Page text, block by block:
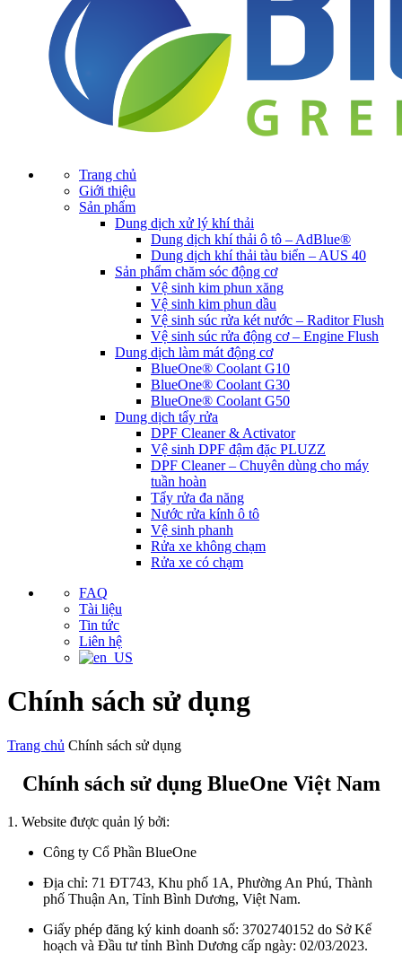
Trang chủ
Giới thiệu
Sản phẩm
Dung dịch xử lý khí thải
Dung dịch khí thải ô tô – AdBlue®
Dung dịch khí thải tàu biển – AUS 40
Sản phẩm chăm sóc động cơ
Vệ sinh kim phun xăng
Vệ sinh kim phun dầu
Vệ sinh súc rửa két nước – Raditor Flush
Vệ sinh súc rửa động cơ – Engine Flush
Dung dịch làm mát động cơ
BlueOne® Coolant G10
BlueOne® Coolant G30
BlueOne® Coolant G50
Dung dịch tẩy rửa
DPF Cleaner & Activator
Vệ sinh DPF đậm đặc PLUZZ
DPF Cleaner – Chuyên dùng cho máy
tuần hoàn
Tẩy rửa đa năng
Nước rửa kính ô tô
Vệ sinh phanh
Rửa xe không chạm
Rửa xe có chạm
FAQ
Tài liệu
Tin tức
Liên hệ
Chính sách sử dụng
Trang chủ Chính sách sử dụng
Chính sách sử dụng BlueOne Việt Nam
1. Website được quản lý bởi:
Công ty Cổ Phần BlueOne
Địa chỉ: 71 ĐT743, Khu phố 1A, Phường An Phú, Thành
phố Thuận An, Tỉnh Bình Dương, Việt Nam.
Giấy phép đăng ký kinh doanh số: 3702740152 do Sở Kế
hoạch và Đầu tư tỉnh Bình Dương cấp ngày: 02/03/2023.